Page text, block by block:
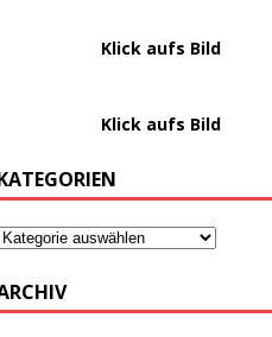
Klick aufs Bild
Klick aufs Bild